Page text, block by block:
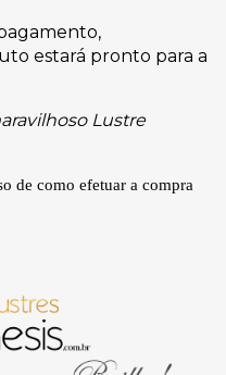
estará pronto para a
Lustre
de como efetuar a compra